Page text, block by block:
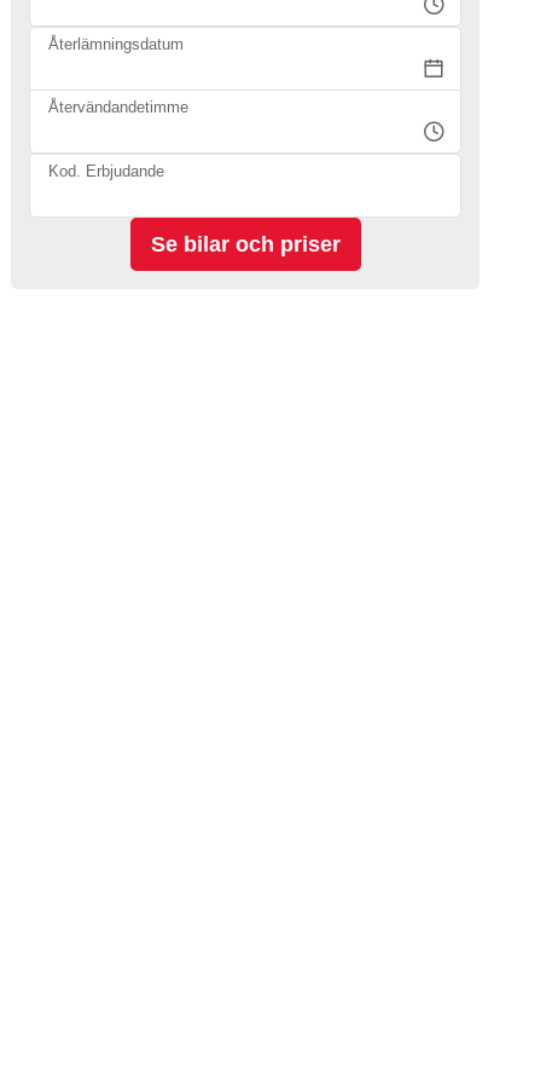
Återlämningsdatum
Återvändandetimme
Kod. Erbjudande